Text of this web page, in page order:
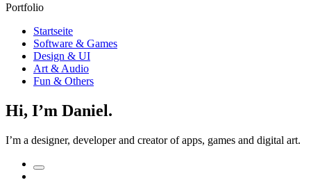
Datenschutz
Portfolio
Startseite
Software & Games
Design & UI
Art & Audio
Fun & Others
Hi, I’m Daniel.
I’m a designer, developer and creator of apps, games and digital art.
Suchfeld